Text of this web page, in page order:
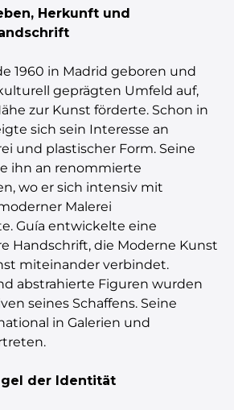
Herkunft und
1960 in Madrid geboren und
geprägten Umfeld auf,
zur Kunst förderte. Schon in
sich sein Interesse an
und plastischer Form. Seine
ihn an renommierte
wo er sich intensiv mit
Malerei
Guía entwickelte eine
Handschrift, die Moderne Kunst
miteinander verbindet.
abstrahierte Figuren wurden
seines Schaffens. Seine
in Galerien und
der Identität